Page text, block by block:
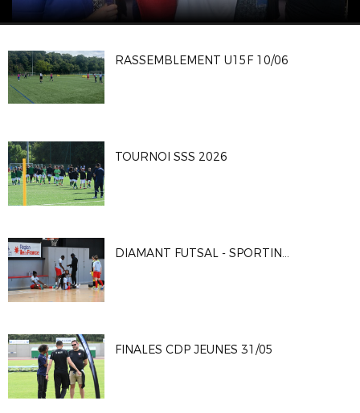
RASSEMBLEMENT U15F 10/06
TOURNOI SSS 2026
DIAMANT FUTSAL - SPORTING CLUB PARIS 4-2
FINALES CDP JEUNES 31/05